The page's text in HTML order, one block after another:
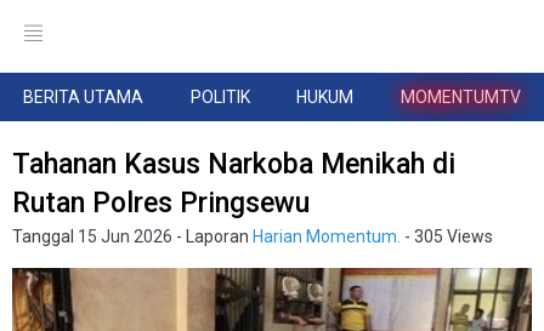
BERITA UTAMA POLITIK HUKUM MOMENTUMTV
Tahanan Kasus Narkoba Menikah di
Rutan Polres Pringsewu
Tanggal 15 Jun 2026 - Laporan Harian Momentum. - 305 Views